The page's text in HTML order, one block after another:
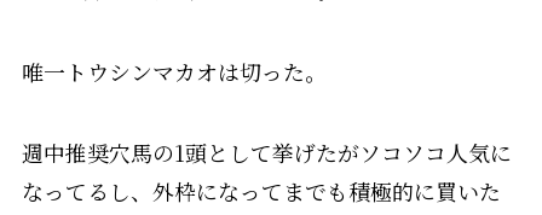
唯一トウシンマカオは切った。
週中推奨穴馬の1頭として挙げたがソコソコ人気に
なってるし、外枠になってまでも積極的に買いた